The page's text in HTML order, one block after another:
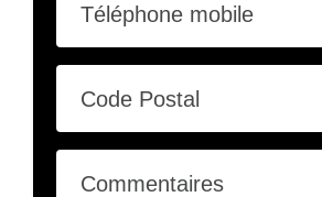
Téléphone mobile
Code Postal
Commentaires